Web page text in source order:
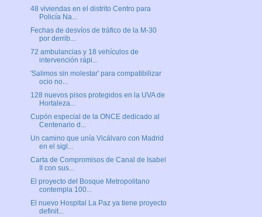
48 viviendas en el distrito Centro para
Policía Na...
Fechas de desvíos de tráfico de la M-30
por derrib...
72 ambulancias y 18 vehículos de
intervención rápi...
'Salimos sin molestar' para compatibilizar
ocio no...
128 nuevos pisos protegidos en la UVA de
Hortaleza...
Cupón especial de la ONCE dedicado al
Centenario d...
Un camino que unía Vicálvaro con Madrid
en el sigl...
Carta de Compromisos de Canal de Isabel
II con sus...
El proyecto del Bosque Metropolitano
contempla 100...
El nuevo Hospital La Paz ya tiene proyecto
definit...